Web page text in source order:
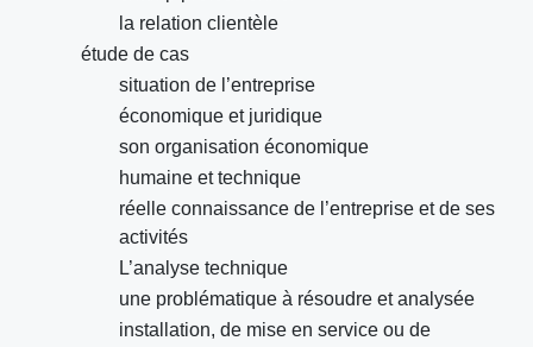
la relation clientèle
étude de cas
situation de l’entreprise
économique et juridique
son organisation économique
humaine et technique
réelle connaissance de l’entreprise et de ses
activités
L’analyse technique
une problématique à résoudre et analysée
installation, de mise en service ou de